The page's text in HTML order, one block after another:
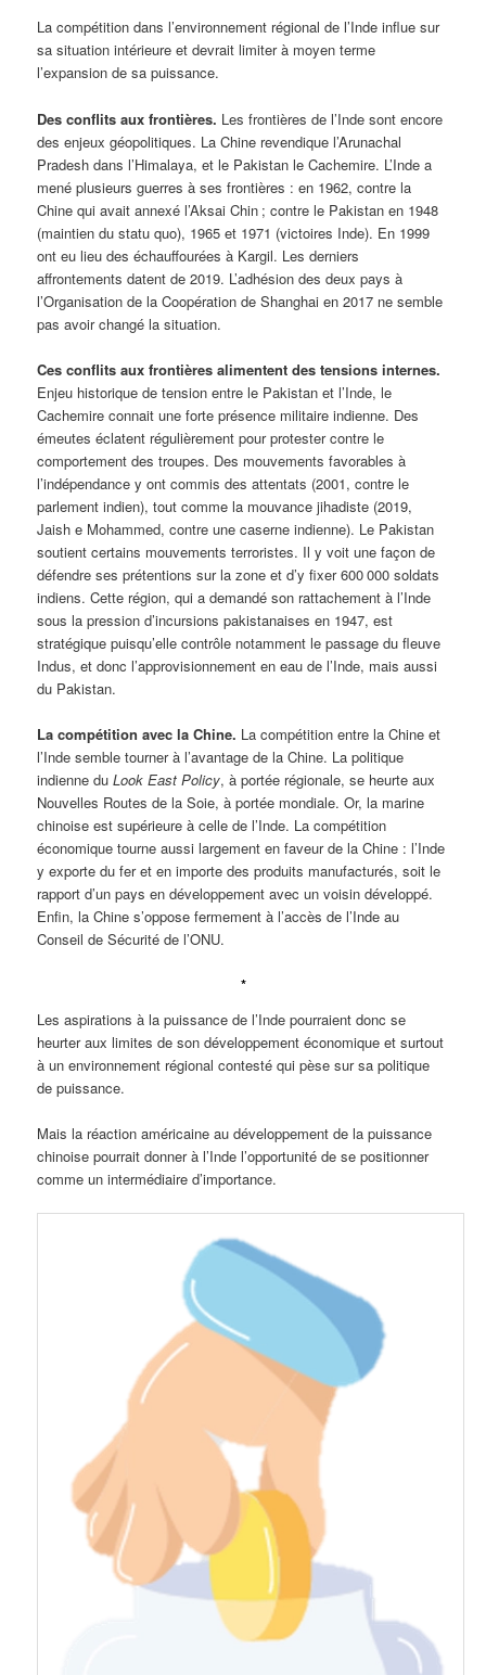
La compétition dans l’environnement régional de l’Inde influe sur
sa situation intérieure et devrait limiter à moyen terme
l’expansion de sa puissance.
Des conflits aux frontières. Les frontières de l’Inde sont encore
des enjeux géopolitiques. La Chine revendique l’Arunachal
Pradesh dans l’Himalaya, et le Pakistan le Cachemire. L’Inde a
mené plusieurs guerres à ses frontières : en 1962, contre la
Chine qui avait annexé l’Aksai Chin ; contre le Pakistan en 1948
(maintien du statu quo), 1965 et 1971 (victoires Inde). En 1999
ont eu lieu des échauffourées à Kargil. Les derniers
affrontements datent de 2019. L’adhésion des deux pays à
l’Organisation de la Coopération de Shanghai en 2017 ne semble
pas avoir changé la situation.
Ces conflits aux frontières alimentent des tensions internes.
Enjeu historique de tension entre le Pakistan et l’Inde, le
Cachemire connait une forte présence militaire indienne. Des
émeutes éclatent régulièrement pour protester contre le
comportement des troupes. Des mouvements favorables à
l’indépendance y ont commis des attentats (2001, contre le
parlement indien), tout comme la mouvance jihadiste (2019,
Jaish e Mohammed, contre une caserne indienne). Le Pakistan
soutient certains mouvements terroristes. Il y voit une façon de
défendre ses prétentions sur la zone et d’y fixer 600 000 soldats
indiens. Cette région, qui a demandé son rattachement à l’Inde
sous la pression d’incursions pakistanaises en 1947, est
stratégique puisqu’elle contrôle notamment le passage du fleuve
Indus, et donc l’approvisionnement en eau de l’Inde, mais aussi
du Pakistan.
La compétition avec la Chine. La compétition entre la Chine et
l’Inde semble tourner à l’avantage de la Chine. La politique
indienne duLook East Policy, à portée régionale, se heurte aux
Nouvelles Routes de la Soie, à portée mondiale. Or, la marine
chinoise est supérieure à celle de l’Inde. La compétition
économique tourne aussi largement en faveur de la Chine : l’Inde
y exporte du fer et en importe des produits manufacturés, soit le
rapport d’un pays en développement avec un voisin développé.
Enfin, la Chine s’oppose fermement à l’accès de l’Inde au
Conseil de Sécurité de l’ONU.
*
Les aspirations à la puissance de l’Inde pourraient donc se
heurter aux limites de son développement économique et surtout
à un environnement régional contesté qui pèse sur sa politique
de puissance.
Mais la réaction américaine au développement de la puissance
chinoise pourrait donner à l’Inde l’opportunité de se positionner
comme un intermédiaire d’importance.